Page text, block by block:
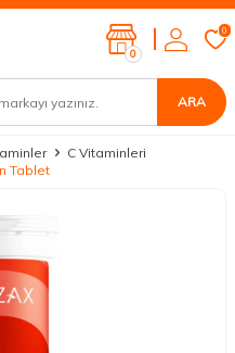
ARA
0
0
C Vitaminleri
Tablet